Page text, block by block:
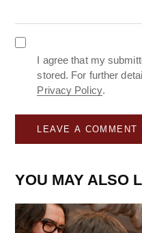
I agree that my
stored. For further
Privacy Policy.
YOU MAY ALSO